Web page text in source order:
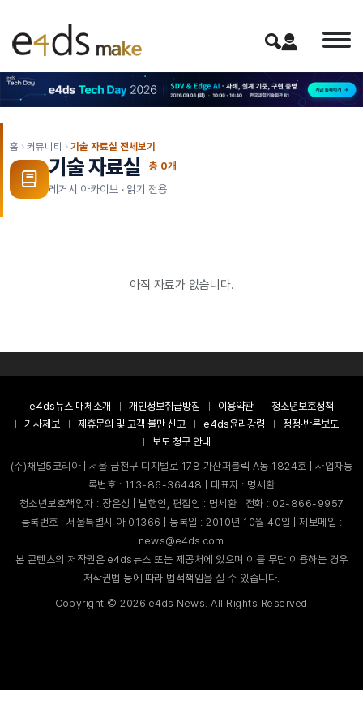
홈 커뮤니티 기술 자료실 전체보기
기술 자료실 총 0개
레거시 아카이브 · 읽기 전용
아직 자료가 없습니다.
e4ds뉴스 매체소개 개인정보취급방침 이용약관
청소년보호정책
기사제보
제휴문의 및 고객 불만 신고 e4ds윤리강령
정정·반론보도
보도 청구 안내
(주)채널5코리아 | 서울 금천구 디지털로 178 가산퍼블릭 A동 1824호 | 사업자등
록번호 : 113-86-36448 | 대표자 : 명세환
청소년보호책임자 : 장은성 | 발행인, 편집인 : 명세환 | 전화 : 02-866-9957
등록번호 : 서울특별시 아 01366 | 등록일 : 2010년 10월 40일 | 제보메일 :
news@e4ds.com
본 콘텐츠의 저작권은 e4ds뉴스 또는 제공처에 있으며 이를 무단 이용하는 경우
저작권법 등에 따라 법적책임을 질 수 있습니다.
Copyright ©2026 e4ds News. All Rights Reserved